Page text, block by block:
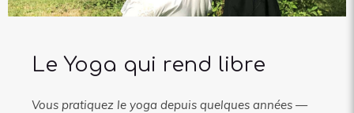
Le Yoga qui rend libre
Vous pratiquez le yoga depuis quelques années —